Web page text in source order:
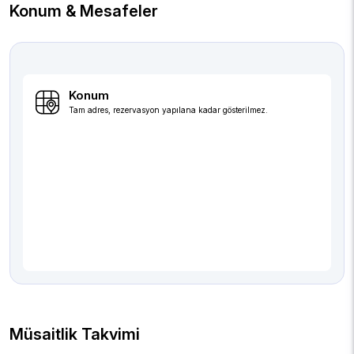
Konum & Mesafeler
Konum
Tam adres, rezervasyon yapılana kadar gösterilmez.
Müsaitlik Takvimi